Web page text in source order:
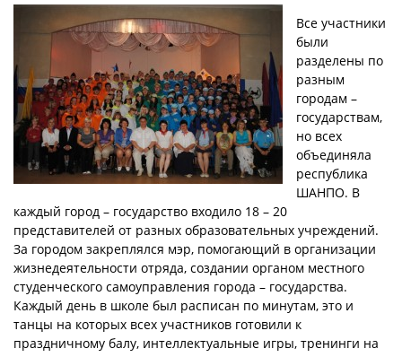
Все участники
были
разделены по
разным
городам –
государствам,
но всех
объединяла
республика
ШАНПО. В
каждый город – государство входило 18 – 20
представителей от разных образовательных учреждений.
За городом закреплялся мэр, помогающий в организации
жизнедеятельности отряда, создании органом местного
студенческого самоуправления города – государства.
Каждый день в школе был расписан по минутам, это и
танцы на которых всех участников готовили к
праздничному балу, интеллектуальные игры, тренинги на